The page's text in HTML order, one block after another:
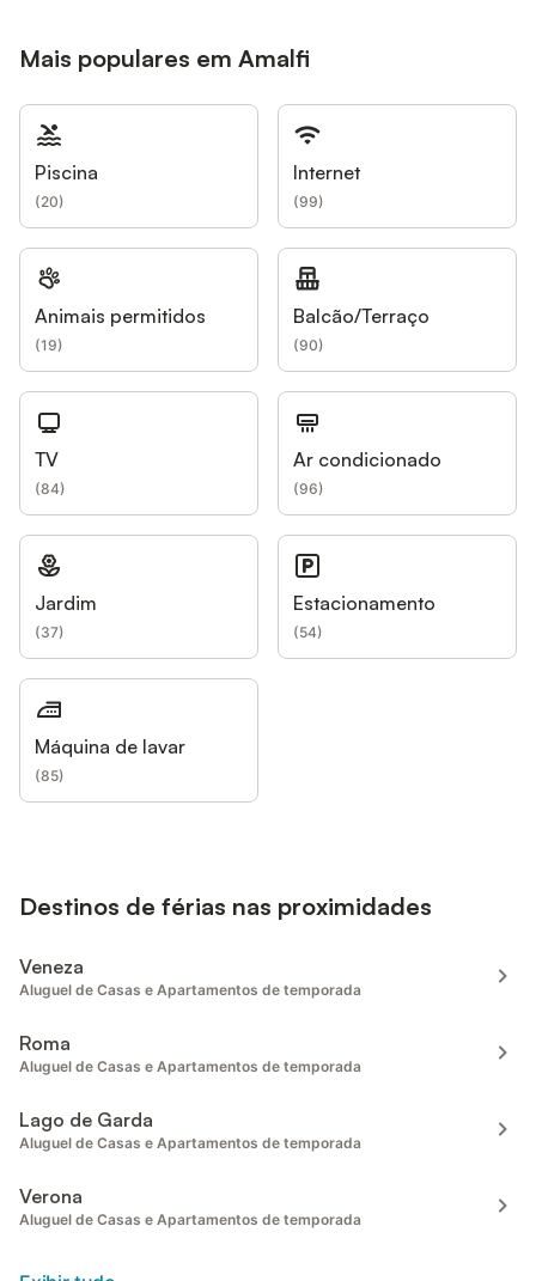
Mais populares em Amalfi
Piscina
(20)
Internet
(99)
Animais permitidos
(19)
Balcão/Terraço
(90)
TV
(84)
Ar condicionado
(96)
Jardim
(37)
Estacionamento
(54)
Máquina de lavar
(85)
Destinos de férias nas proximidades
Veneza
Aluguel de Casas e Apartamentos de temporada
Roma
Aluguel de Casas e Apartamentos de temporada
Lago de Garda
Aluguel de Casas e Apartamentos de temporada
Verona
Aluguel de Casas e Apartamentos de temporada